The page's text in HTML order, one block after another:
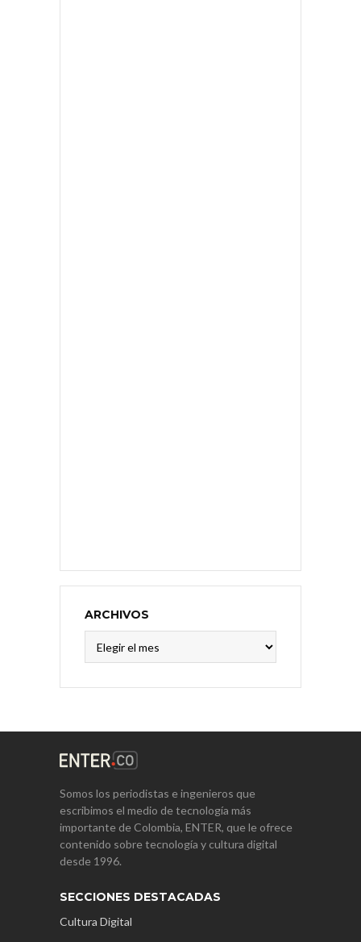
ARCHIVOS
Somos los periodistas e ingenieros que
escribimos el medio de tecnología más
importante de Colombia, ENTER, que le ofrece
contenido sobre tecnología y cultura digital
desde 1996.
SECCIONES DESTACADAS
Cultura Digital